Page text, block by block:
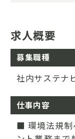
求人概要
募集職種
社内サステナ
仕事内容
■ 環境法規制